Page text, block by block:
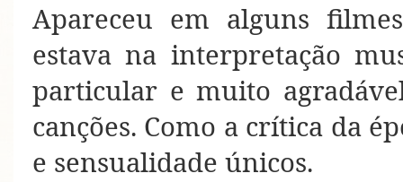
Apareceu em alguns
estava na interpretação
particular e muito
canções. Como a crítica da
e sensualidade únicos.